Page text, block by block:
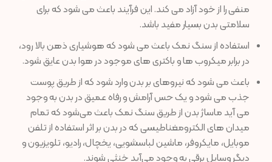
منفی را از خود آزاد می کند. این فرآیند باعث می شود که برای
سلامتی بدن بسیار مفید باشد.
استفاده از سنگ نمک باعث می شود که هوشیاری ذهن بالا رود،
در برابر میکروب ها و باکتری های موجود در هوا بدن عایق شود.
باعث می شود که نیروهای بر بدن وارد شود که از طریق پوست
جذب می شود و یک حس آرامش و رفاه عمیق در بدن به وجود
می آید ماساژ بدن از طریق سنگ نمک باعث می‌شود که تمام
میدان های الکترومغناطیسی که در بدن بر اثر استفاده از تلفن
موبایل، مایکروفر، ماشین لباسشویی، یخچال، رادیو، تلویزیون و
دیگر وسایل برقی به وجود می‌آید خنثی شوند.